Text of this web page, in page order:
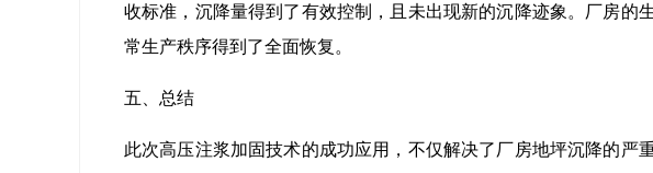
收标准，沉降量得到了有效控制，且未出现新的沉降迹象。厂房的
常生产秩序得到了全面恢复。
五、总结
此次高压注浆加固技术的成功应用，不仅解决了厂房地坪沉降的严